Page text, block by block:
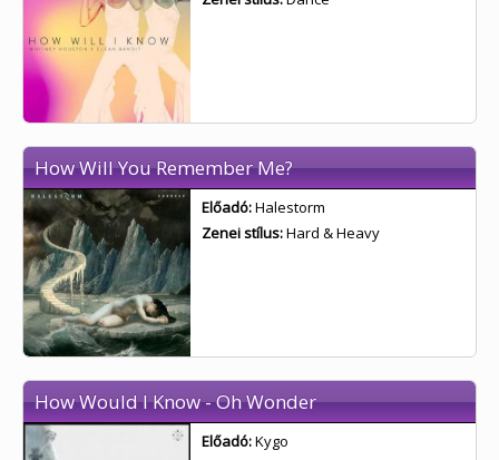
How Will You Remember Me?
Előadó:Halestorm
Zenei stílus:Hard & Heavy
How Would I Know - Oh Wonder
Előadó:Kygo